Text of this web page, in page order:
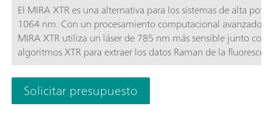
El MIRA XTR es una alternativa para los sistemas de alta
1064 nm. Con un procesamiento computacional avanzado,
MIRA XTR utiliza un láser de 785 nm más sensible junto con
algoritmos XTR para extraer los datos Raman de la
la muestra. El MIRA XTR también cuenta con el escaneo
Raster Scanning (ORS) para proporcionar una mejor
muestra, aumentando así la exactitud de los resultados.El
Advanced de MIRA XTR incluye un patrón de calibración, el
Solicitar presupuesto